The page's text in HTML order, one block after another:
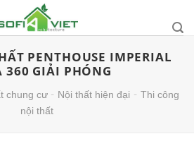
PENTHOUSE IMPERIAL
360 GIẢI PHÓNG
chung cư - Nội thất hiện đại - Thi công
nội thất